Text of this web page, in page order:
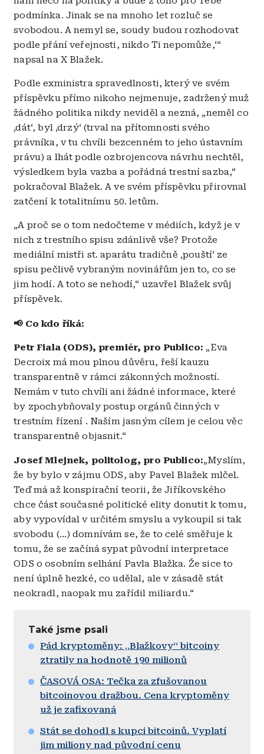
podmínka. Jinak se na mnoho let rozluč se
svobodou. A nemyl se, soudy budou rozhodovat
podle přání veřejnosti, nikdo Ti nepomůže,‘“
napsal na X Blažek.
Podle exministra spravedlnosti, který ve svém
příspěvku přímo nikoho nejmenuje, zadržený muž
žádného politika nikdy neviděl a nezná, „neměl co
‚dát‘, byl ‚drzý‘ (trval na přítomnosti svého
právníka, v tu chvíli bezcenném to jeho ústavním
právu) a lhát podle ozbrojencova návrhu nechtěl,
výsledkem byla vazba a pořádná trestní sazba,“
pokračoval Blažek. A ve svém příspěvku přirovnal
zatčení k totalitnímu 50. letům.
„A proč se o tom nedočteme v médiích, když je v
nich z trestního spisu zdánlivě vše? Protože
mediální mistři st. aparátu tradičně ‚pouští‘ ze
spisu pečlivě vybraným novinářům jen to, co se
jim hodí. A toto se nehodí,“ uzavřel Blažek svůj
příspěvek.
📢Co kdo říká:
Petr Fiala (ODS), premiér, pro Publico: „Eva
Decroix má mou plnou důvěru, řeší kauzu
transparentně v rámci zákonných možností.
Nemám v tuto chvíli ani žádné informace, které
by zpochybňovaly postup orgánů činných v
trestním řízení . Naším jasným cílem je celou věc
transparentně objasnit.“
Josef Mlejnek, politolog, pro Publico:„Myslím,
že by bylo v zájmu ODS, aby Pavel Blažek mlčel.
Teď má až konspirační teorii, že Jiříkovského
chce část současné politické elity donutit k tomu,
aby vypovídal v určitém smyslu a vykoupil si tak
svobodu (…) domnívám se, že to celé směřuje k
tomu, že se začíná sypat původní interpretace
ODS o osobním selhání Pavla Blažka. Že sice to
není úplně hezké, co udělal, ale v zásadě stát
neokradl, naopak mu zařídil miliardu.“
Také jsme psali
Pád kryptoměny: „Blažkovy“ bitcoiny
ztratily na hodnotě 190 milionů
ČASOVÁ OSA: Tečka za zfušovanou
bitcoinovou dražbou. Cena kryptoměny
už je zafixovaná
Stát se dohodl s kupci bitcoinů. Vyplatí
jim miliony nad původní cenu